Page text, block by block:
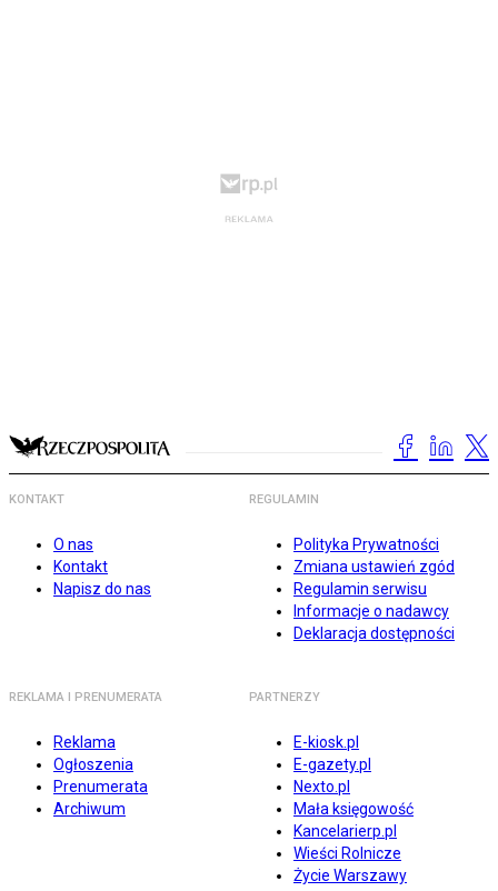
KONTAKT
O nas
Kontakt
Napisz do nas
REGULAMIN
Polityka Prywatności
Zmiana ustawień zgód
Regulamin serwisu
Informacje o nadawcy
Deklaracja dostępności
REKLAMA I PRENUMERATA
Reklama
Ogłoszenia
Prenumerata
Archiwum
PARTNERZY
E-kiosk.pl
E-gazety.pl
Nexto.pl
Mała księgowość
Kancelarierp.pl
Wieści Rolnicze
Życie Warszawy